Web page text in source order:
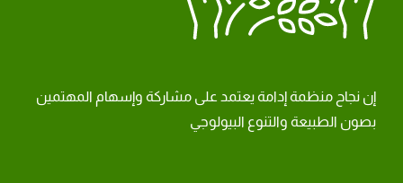
إن نجاح منظمة إدامة يعتمد على مشاركة وإسهام المهتمين
بصون الطبيعة والتنوع البيولوجي